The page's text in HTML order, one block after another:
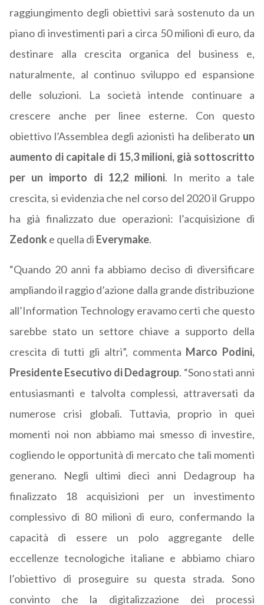
raggiungimento degli obiettivi sarà sostenuto da un
piano di investimenti pari a circa 50 milioni di euro, da
destinare alla crescita organica del business e,
naturalmente, al continuo sviluppo ed espansione
delle soluzioni. La società intende continuare a
crescere anche per linee esterne. Con questo
obiettivo l’Assemblea degli azionisti ha deliberato un
aumento di capitale di 15,3 milioni, già sottoscritto
per un importo di 12,2 milioni. In merito a tale
crescita, si evidenzia che nel corso del 2020 il Gruppo
ha già finalizzato due operazioni: l’acquisizione di
Zedonke quella di Everymake.
“Quando 20 anni fa abbiamo deciso di diversificare
ampliando il raggio d’azione dalla grande distribuzione
all’Information Technology eravamo certi che questo
sarebbe stato un settore chiave a supporto della
crescita di tutti gli altri”, commenta Marco Podini,
Presidente Esecutivo di Dedagroup. “Sono stati anni
entusiasmanti e talvolta complessi, attraversati da
numerose crisi globali. Tuttavia, proprio in quei
momenti noi non abbiamo mai smesso di investire,
cogliendo le opportunità di mercato che tali momenti
generano. Negli ultimi dieci anni Dedagroup ha
finalizzato 18 acquisizioni per un investimento
complessivo di 80 milioni di euro, confermando la
capacità di essere un polo aggregante delle
eccellenze tecnologiche italiane e abbiamo chiaro
l’obiettivo di proseguire su questa strada. Sono
convinto che la digitalizzazione dei processi